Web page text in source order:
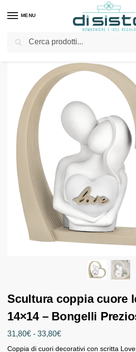
MENU
Home Shop Bomboniere
Scultura coppia cuore
14×14 – Bongelli
31,80€ - 33,80€
Coppia di cuori decorativi con scritta